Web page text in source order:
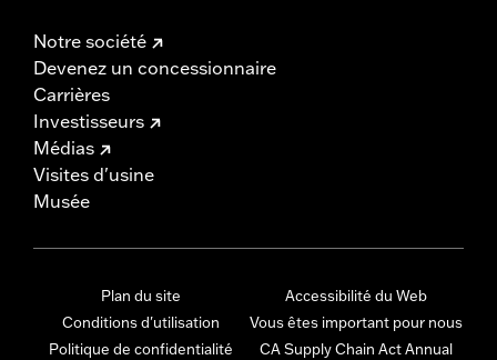
Notre société
Devenez un concessionnaire
Carrières
Investisseurs
Médias
Visites d'usine
Musée
Plan du site
Conditions d'utilisation
Politique de confidentialité
Accessibilité du Web
Vous êtes important pour nous
CA Supply Chain Act Annual